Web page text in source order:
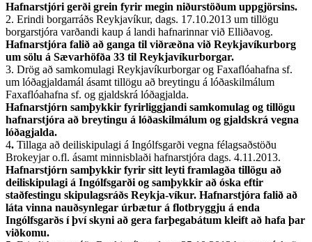
Hafnarstjóri gerði grein fyrir megin niðurstöðum uppgjörsins.
2. Erindi borgarráðs Reykjavíkur, dags. 17.10.2013 um tillögu
borgarstjóra varðandi kaup á landi hafnarinnar við Elliðavog.
Hafnarstjóra falið að ganga til viðræðna við Reykjavíkurborg
um sölu á Sævarhöfða 33 til Reykjavíkurborgar.
3. Drög að samkomulagi Reykjavíkurborgar og Faxaflóahafna sf.
um lóðagjaldamál ásamt tillögu að breytingu á lóðaskilmálum
Faxaflóahafna sf. og gjaldskrá lóðagjalda.
Hafnarstjórn samþykkir fyrirliggjandi samkomulag og tillögu
hafnarstjóra að breytingu á lóðaskilmálum og gjaldskrá vegna
lóðagjalda.
4. Tillaga að deiliskipulagi á Ingólfsgarði vegna félagsaðstöðu
Brokeyjar o.fl. ásamt minnisblaði hafnarstjóra dags. 4.11.2013.
Hafnarstjórn samþykkir fyrir sitt leyti framlagða tillögu að
deiliskipulagi á Ingólfsgarði og samþykkir að óska eftir
staðfestingu skipulagsráðs Reykja-víkur. Hafnarstjóra falið að
láta vinna nauðsynlegar úrbætur á flotbryggju á enda
Ingólfsgarðs í því skyni að gera farþegabátum kleift að hafa þar
viðkomu.